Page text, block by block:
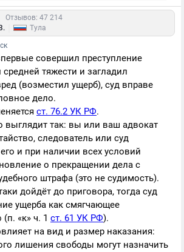
Отзывов: 47 214
Тула
совершил преступление
тяжести и загладил
(возместил ущерб), суд вправе
дело.
ст. 76.2 УК РФ.
выглядит так: вы или ваш адвокат
следователь или суд
и при наличии всех условий
о прекращении дела с
штрафа (это не судимость).
дойдёт до приговора, тогда суд
ущерба как смягчающее
(п. «к» ч. 1 ст. 61 УК РФ).
на вид и размер наказания:
лишения свободы могут назначить